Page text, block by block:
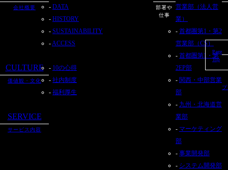
会社概要
DATA
HISTORY
SUSTAINABILITY
ACCESS
CULTURE
価値観・文化
10の心得
社内制度
福利厚生
SERVICE
サービス内容
部署や
仕事
営業部（法人営
業）
首都圏第1・第2
営業部（CS）
首都圏第1・第
2EP部
関西・中部営業
部
九州・北海道営
業部
マーケティング
部
事業開発部
システム開発部
Page
Top